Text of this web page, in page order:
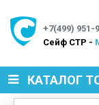
+7(499) 951-
Cейф СТР -
КАТАЛОГ